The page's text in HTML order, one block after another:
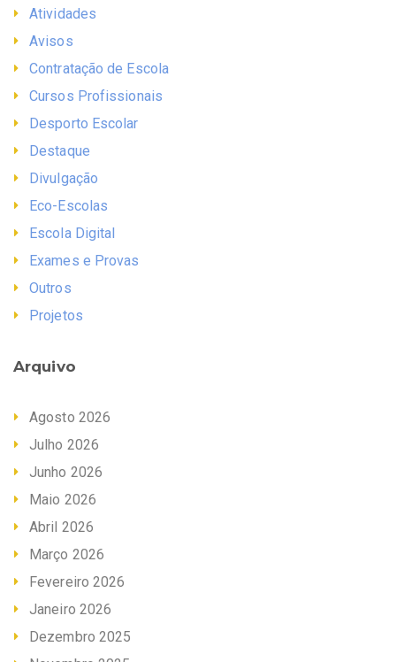
Atividades
Avisos
Contratação de Escola
Cursos Profissionais
Desporto Escolar
Destaque
Divulgação
Eco-Escolas
Escola Digital
Exames e Provas
Outros
Projetos
Arquivo
Agosto 2026
Julho 2026
Junho 2026
Maio 2026
Abril 2026
Março 2026
Fevereiro 2026
Janeiro 2026
Dezembro 2025